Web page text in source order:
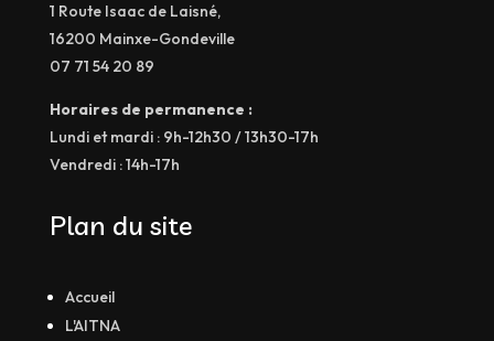
1 Route Isaac de Laisné,
16200 Mainxe-Gondeville
07 71 54 20 89
Horaires de permanence :
Lundi et mardi : 9h-12h30 / 13h30-17h
Vendredi : 14h-17h
Plan du site
Accueil
L'AITNA